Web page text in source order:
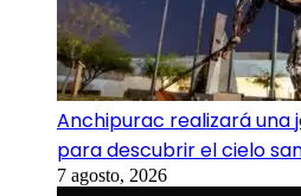
Anchipurac realizará
para descubrir el cielo
7 agosto, 2026